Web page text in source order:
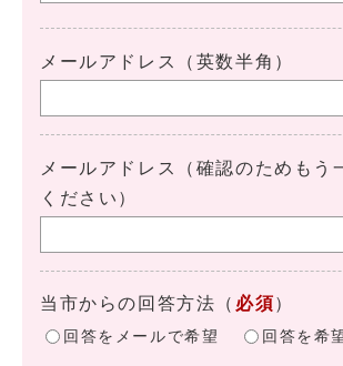
メールアドレス（英数半角）
メールアドレス（確認のためもう
ください）
当市からの回答方法 （ 必須）
回答をメールで希望 回答を希